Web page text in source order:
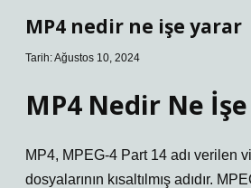
MP4 nedir ne işe yarar
Tarih: Ağustos 10, 2024
MP4 Nedir Ne
MP4, MPEG-4 Part 14 adı verilen
dosyalarının kısaltılmış adıdır.